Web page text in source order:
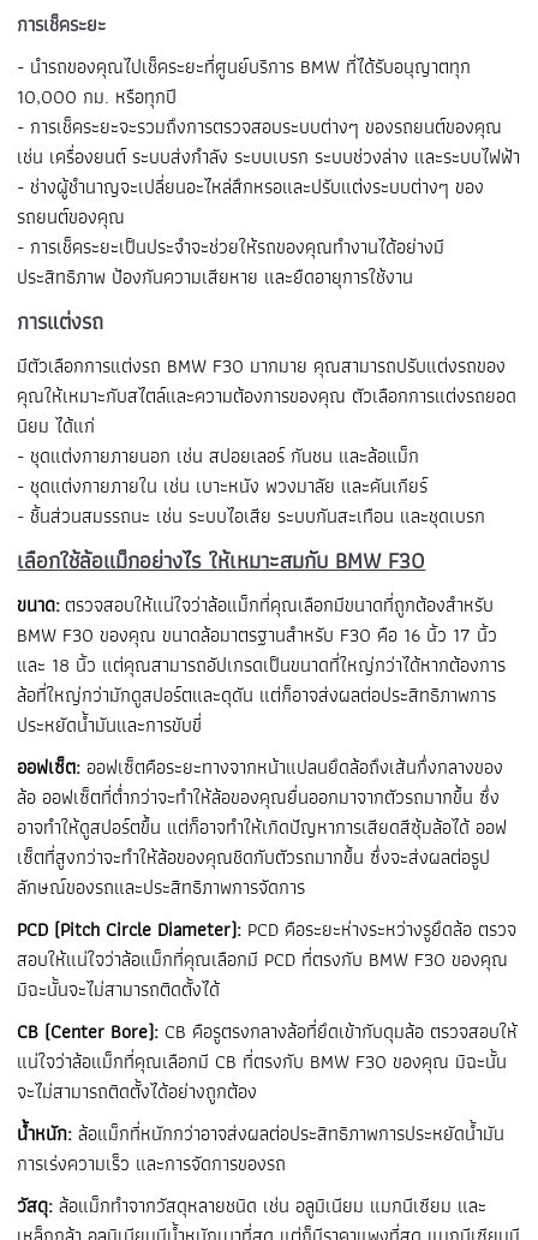
การเช็คระยะ
- นำรถของคุณไปเช็คระยะที่ศูนย์บริการ BMW ที่ได้รับอนุญาตทุก
10,000 กม. หรือทุกปี
- การเช็คระยะจะรวมถึงการตรวจสอบระบบต่างๆ ของรถยนต์ของคุณ
เช่น เครื่องยนต์ ระบบส่งกำลัง ระบบเบรก ระบบช่วงล่าง และระบบไฟฟ้า
- ช่างผู้ชำนาญจะเปลี่ยนอะไหล่สึกหรอและปรับแต่งระบบต่างๆ ของ
รถยนต์ของคุณ
- การเช็คระยะเป็นประจำจะช่วยให้รถของคุณทำงานได้อย่างมี
ประสิทธิภาพ ป้องกันความเสียหาย และยืดอายุการใช้งาน
การแต่งรถ
มีตัวเลือกการแต่งรถ BMW F30 มากมาย คุณสามารถปรับแต่งรถของ
คุณให้เหมาะกับสไตล์และความต้องการของคุณ ตัวเลือกการแต่งรถยอด
นิยม ได้แก่
- ชุดแต่งกายภายนอก เช่น สปอยเลอร์ กันชน และล้อแม็ก
- ชุดแต่งกายภายใน เช่น เบาะหนัง พวงมาลัย และคันเกียร์
- ชิ้นส่วนสมรรถนะ เช่น ระบบไอเสีย ระบบกันสะเทือน และชุดเบรก
เลือกใช้ล้อแม็กอย่างไร ให้เหมาะสมกับ BMW F30
ขนาด: ตรวจสอบให้แน่ใจว่าล้อแม็กที่คุณเลือกมีขนาดที่ถูกต้องสำหรับ
BMW F30 ของคุณ ขนาดล้อมาตรฐานสำหรับ F30 คือ 16 นิ้ว 17 นิ้ว
และ 18 นิ้ว แต่คุณสามารถอัปเกรดเป็นขนาดที่ใหญ่กว่าได้หากต้องการ
ล้อที่ใหญ่กว่ามักดูสปอร์ตและดุดัน แต่ก็อาจส่งผลต่อประสิทธิภาพการ
ประหยัดน้ำมันและการขับขี่
ออฟเซ็ต: ออฟเซ็ตคือระยะทางจากหน้าแปลนยึดล้อถึงเส้นกึ่งกลางของ
ล้อ ออฟเซ็ตที่ต่ำกว่าจะทำให้ล้อของคุณยื่นออกมาจากตัวรถมากขึ้น ซึ่ง
อาจทำให้ดูสปอร์ตขึ้น แต่ก็อาจทำให้เกิดปัญหาการเสียดสีซุ้มล้อได้ ออฟ
เซ็ตที่สูงกว่าจะทำให้ล้อของคุณชิดกับตัวรถมากขึ้น ซึ่งจะส่งผลต่อรูป
ลักษณ์ของรถและประสิทธิภาพการจัดการ
PCD (Pitch Circle Diameter): PCD คือระยะห่างระหว่างรูยึดล้อ ตรวจ
สอบให้แน่ใจว่าล้อแม็กที่คุณเลือกมี PCD ที่ตรงกับ BMW F30 ของคุณ
มิฉะนั้นจะไม่สามารถติดตั้งได้
CB (Center Bore): CB คือรูตรงกลางล้อที่ยึดเข้ากับดุมล้อ ตรวจสอบให้
แน่ใจว่าล้อแม็กที่คุณเลือกมี CB ที่ตรงกับ BMW F30 ของคุณ มิฉะนั้น
จะไม่สามารถติดตั้งได้อย่างถูกต้อง
น้ำหนัก: ล้อแม็กที่หนักกว่าอาจส่งผลต่อประสิทธิภาพการประหยัดน้ำมัน
การเร่งความเร็ว และการจัดการของรถ
วัสดุ: ล้อแม็กทำจากวัสดุหลายชนิด เช่น อลูมิเนียม แมกนีเซียม และ